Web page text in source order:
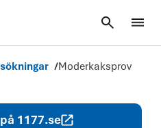
Moderkaksprov
1177.se